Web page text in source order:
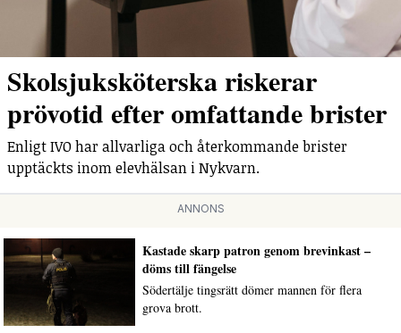
Skolsjuksköterska riskerar
prövotid efter omfattande brister
Enligt IVO har allvarliga och återkommande brister
upptäckts inom elevhälsan i Nykvarn.
ANNONS
Kastade skarp patron genom brevinkast –
döms till fängelse
Södertälje tingsrätt dömer mannen för flera
grova brott.